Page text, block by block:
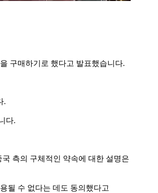
구매하기로 했다고 발표했습니다.
.
다.
측의 구체적인 약속에 대한 설명은
될 수 없다는 데도 동의했다고